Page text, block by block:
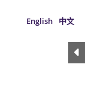
English 中文